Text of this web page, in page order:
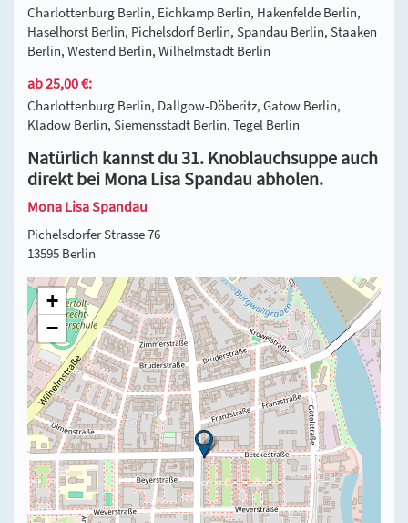
Charlottenburg Berlin, Eichkamp Berlin, Hakenfelde Berlin,
Haselhorst Berlin, Pichelsdorf Berlin, Spandau Berlin, Staaken
Berlin, Westend Berlin, Wilhelmstadt Berlin
ab 25,00 €:
Charlottenburg Berlin, Dallgow-Döberitz, Gatow Berlin,
Kladow Berlin, Siemensstadt Berlin, Tegel Berlin
Natürlich kannst du 31. Knoblauchsuppe auch
direkt bei Mona Lisa Spandau abholen.
Mona Lisa Spandau
Pichelsdorfer Strasse 76
13595 Berlin
+
−